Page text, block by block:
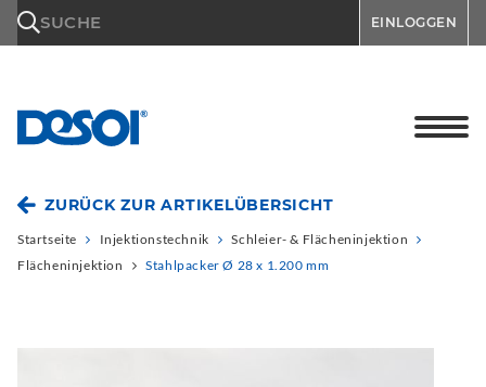
SUCHE EINLOGGEN
ZURÜCK ZUR ARTIKELÜBERSICHT
Startseite Injektionstechnik
Schleier- & Flächeninjektion
Flächeninjektion
Stahlpacker Ø 28 x 1.200 mm